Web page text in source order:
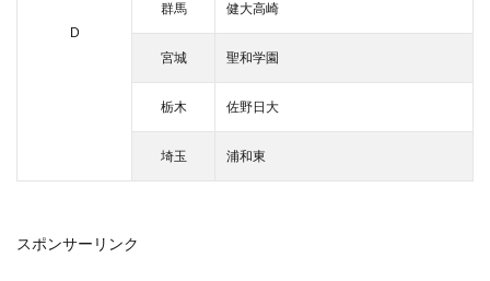
D
群馬 健大高崎
宮城 聖和学園
栃木 佐野日大
埼玉 浦和東
スポンサーリンク